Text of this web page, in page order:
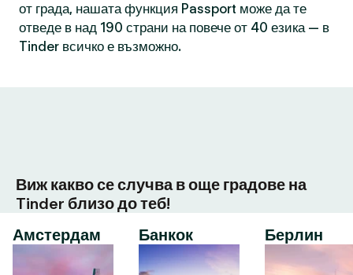
от града, нашата функция Passport може да те
отведе в над 190 страни на повече от 40 езика — в
Tinder всичко е възможно.
Виж какво се случва в още градове на
Tinder близо до теб!
Амстердам
Банкок Берлин